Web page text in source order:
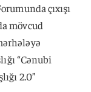
çıxışı
mövcud
“Cənubi
2.0”